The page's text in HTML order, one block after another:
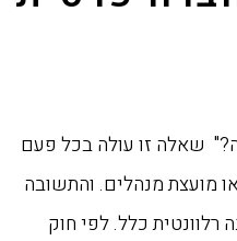
שאלה זו עולה בכל פעם
מועצת מנהלים. והתשובה
כלל. לפי חוק